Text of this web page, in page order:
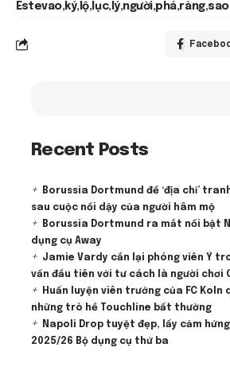
Estevao ký lộ lục lý người phá ràng sao
Recent Posts
Borussia Dortmund để ‘địa chỉ’
sau cuộc nổi dậy của người hâm mộ
Borussia Dortmund ra mắt nổi bật
dụng cụ Away
Jamie Vardy cắn lại phóng viên Ý
vấn đầu tiên với tư cách là người chơi
Huấn luyện viên trưởng của FC Koln
những trò hề Touchline bất thường
Napoli Drop tuyệt đẹp, lấy cảm
2025/26 Bộ dụng cụ thứ ba